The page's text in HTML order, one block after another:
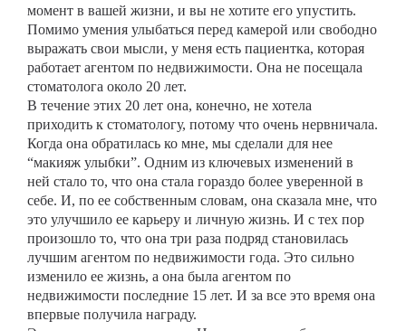
момент в вашей жизни, и вы не хотите его упустить.
Помимо умения улыбаться перед камерой или свободно
выражать свои мысли, у меня есть пациентка, которая
работает агентом по недвижимости. Она не посещала
стоматолога около 20 лет.
В течение этих 20 лет она, конечно, не хотела
приходить к стоматологу, потому что очень нервничала.
Когда она обратилась ко мне, мы сделали для нее
“макияж улыбки”. Одним из ключевых изменений в
ней стало то, что она стала гораздо более уверенной в
себе. И, по ее собственным словам, она сказала мне, что
это улучшило ее карьеру и личную жизнь. И с тех пор
произошло то, что она три раза подряд становилась
лучшим агентом по недвижимости года. Это сильно
изменило ее жизнь, а она была агентом по
недвижимости последние 15 лет. И за все это время она
впервые получила награду.